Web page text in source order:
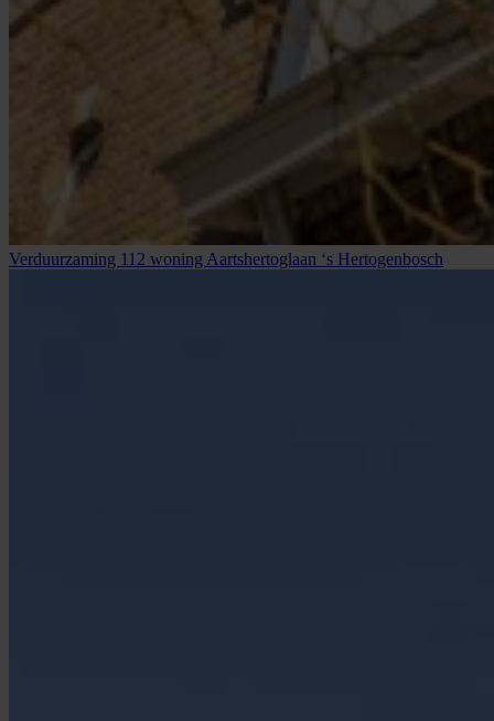
Verduurzaming 112 woning Aartshertoglaan ‘s Hertogenbosch